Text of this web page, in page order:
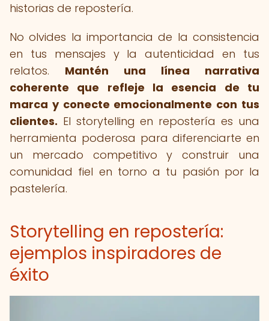
historias de repostería.
No olvides la importancia de la consistencia
en tus mensajes y la autenticidad en tus
relatos. Mantén una línea narrativa
coherente que refleje la esencia de tu
marca y conecte emocionalmente con tus
clientes. El storytelling en repostería es una
herramienta poderosa para diferenciarte en
un mercado competitivo y construir una
comunidad fiel en torno a tu pasión por la
pastelería.
Storytelling en repostería:
ejemplos inspiradores de
éxito